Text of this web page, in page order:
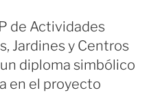
de Actividades
Jardines y Centros
diploma simbólico
en el proyecto